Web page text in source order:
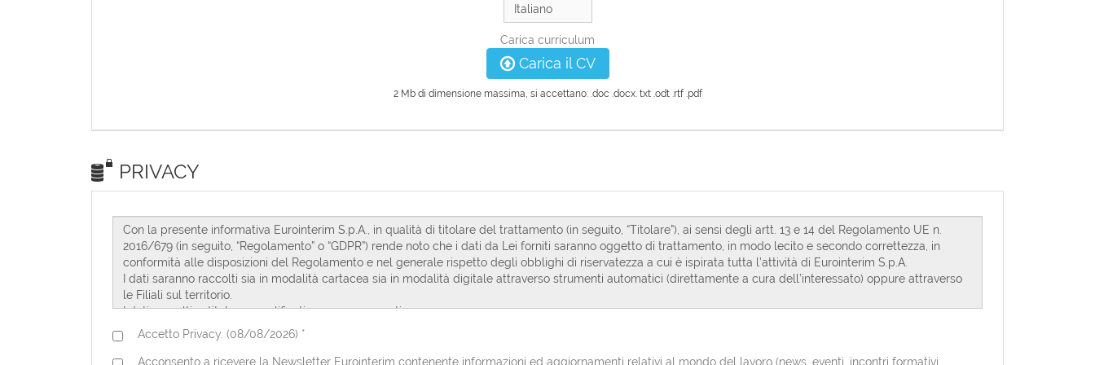
Carica curriculum
Carica il CV
2 Mb di dimensione massima, si accettano: .doc .docx. txt .odt .rtf .pdf
PRIVACY
Accetto Privacy. (08/08/2026) *
Acconsento a ricevere la Newsletter Eurointerim contenente informazioni ed aggiornamenti relativi al mondo del lavoro (news, eventi, incontri formativi,